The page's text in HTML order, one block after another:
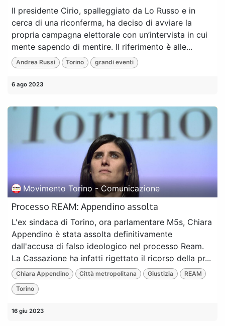
Il presidente Cirio, spalleggiato da Lo Russo e in
cerca di una riconferma, ha deciso di avviare la
propria campagna elettorale con un’intervista in cui
mente sapendo di mentire. Il riferimento è alle...
Andrea Russi Torino grandi eventi
6 ago 2023
Movimento Torino - Comunicazione
Processo REAM: Appendino assolta
L'ex sindaca di Torino, ora parlamentare M5s, Chiara
Appendino è stata assolta definitivamente
dall'accusa di falso ideologico nel processo Ream.
La Cassazione ha infatti rigettato il ricorso della pr...
Chiara Appendino Città metropolitana Giustizia REAM
Torino
16 giu 2023